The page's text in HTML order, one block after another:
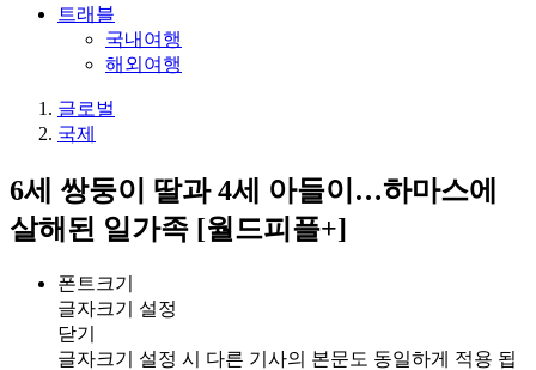
트래블
국내여행
해외여행
글로벌
국제
6세 쌍둥이 딸과 4세 아들이…하마스에
살해된 일가족 [월드피플+]
폰트크기
글자크기 설정
닫기
글자크기 설정 시 다른 기사의 본문도 동일하게 적용 됩